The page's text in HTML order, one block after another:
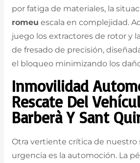
por fatiga de materiales, la
romeu escala en complejidad.
juego los extractores de rotor y
de fresado de precisión,
el bloqueo minimizando los
Inmovilidad
Rescate Del
Barberà Y Sant
Otra vertiente crítica de nuestro
urgencia es la automoción. La